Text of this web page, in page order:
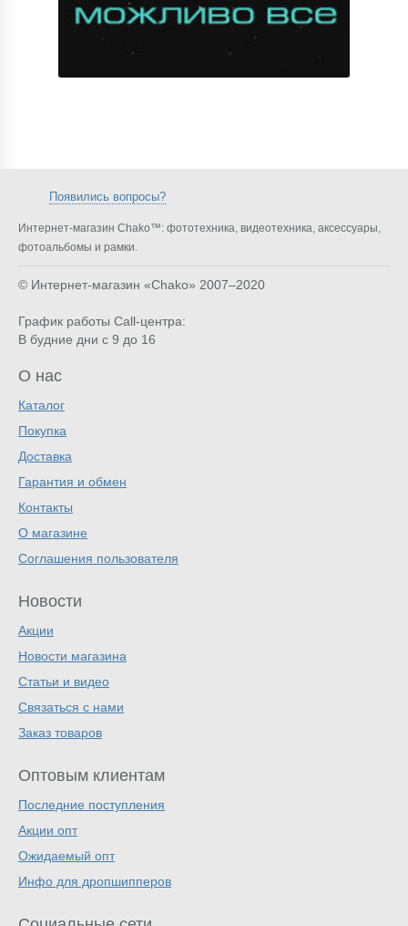
Появились вопросы?
Интернет-магазин Chako™: фототехника, видеотехника, аксессуары,
фотоальбомы и рамки.
© Интернет-магазин «Chako» 2007–2020
График работы Call-центра:
В будние дни с 9 до 16
О нас
Каталог
Покупка
Доставка
Гарантия и обмен
Контакты
О магазине
Соглашения пользователя
Новости
Акции
Новости магазина
Статьи и видео
Связаться с нами
Заказ товаров
Оптовым клиентам
Последние поступления
Акции опт
Ожидаемый опт
Инфо для дропшипперов